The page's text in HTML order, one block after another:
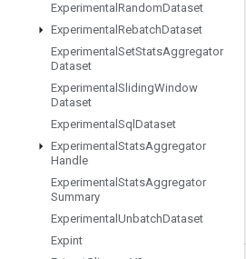
Experimental RandomDataset
Experimental RebatchDataset
Experimental SetStatsAggregator
Dataset
Experimental SlidingWindow
Dataset
Experimental Sql Dataset
Experimental StatsAggregator
Handle
Experimental StatsAggregator
Summary
Experimental UnbatchDataset
Expint